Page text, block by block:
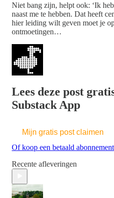
Niet bang zijn, helpt ook: ‘Ik
naast me te hebben. Dat heeft
hier leiding wilt geven moet je
ontmoetingen…
Lees deze post
Substack App
Mijn gratis post claimen
Of koop een betaald abonnement
Recente afleveringen